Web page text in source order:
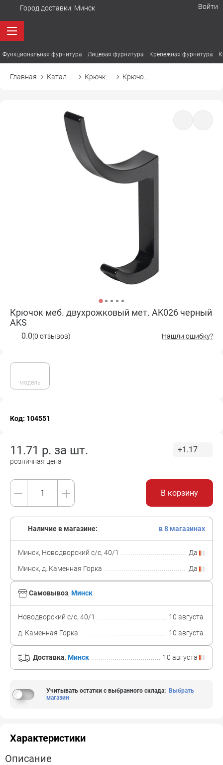
Город доставки: Минск Войти
Функциональная фурнитура Лицевая фурнитура Крепежная фурнитура
Главная
модель
Крючок меб. двухрожковый мет. AK026 черный
AKS
0.0(0 отзывов) Нашли ошибку?
Код: 104551
11.71 р. за шт.
розничная цена
+1.17
В корзину
Самовывоз, Минск
Новодворский с/с, 40/1
10 августа
д. Каменная Горка
10 августа
Доставка, Минск 10 августа
Наличие в магазине: в 8 магазинах
Минск, Новодворский с/с, 40/1
Да
Минск, д. Каменная Горка
Да
Учитывать остатки с выбранного склада: Выбрать
магазин
Характеристики
Описание